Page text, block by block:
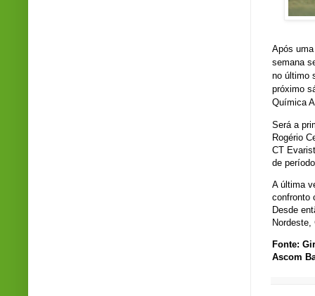
Após
semana
no último
próximo
Química
Será a
Rogério
CT
de
A última
confronto
Desde
Fonte:
Ascom